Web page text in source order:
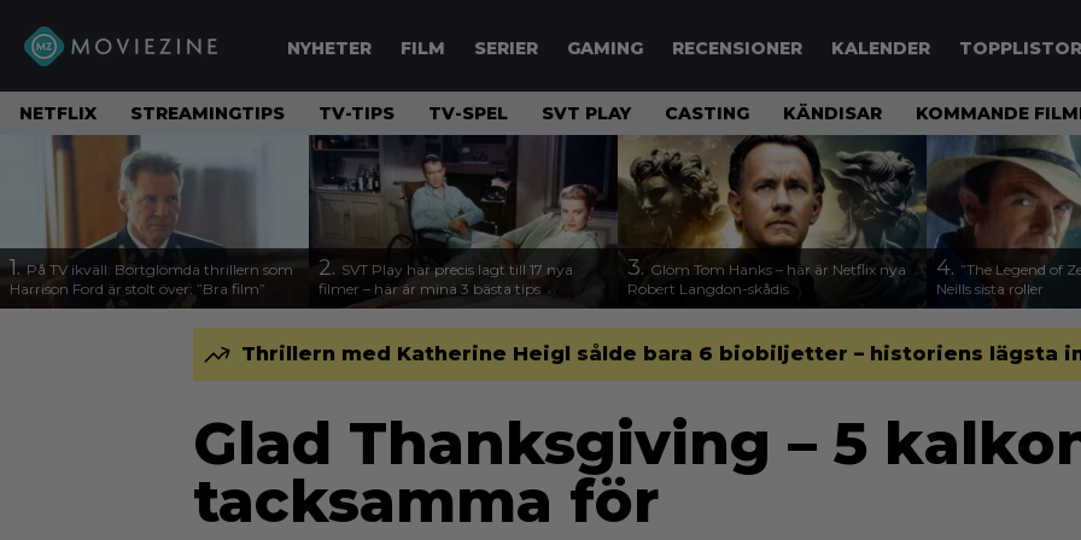
NYHETER FILM SERIER GAMING RECENSIONER KALENDER TOPPLISTOR
NETFLIX STREAMINGTIPS TV-TIPS TV-SPEL SVT PLAY CASTING KÄNDISAR KOMMANDE
1. På TV ikväll: Bortglömda thrillern som
Harrison Ford är stolt över: ”Bra film”
2. SVT Play har precis lagt till 17 nya
filmer – här är mina 3 bästa tips
3. Glöm Tom Hanks – här är Netflix nya
Robert Langdon-skådis
4. ”The Legend of
Neills sista roller
Thrillern med Katherine Heigl sålde bara 6 biobiljetter – historiens lägsta
Glad Thanksgiving – 5
tacksamma för